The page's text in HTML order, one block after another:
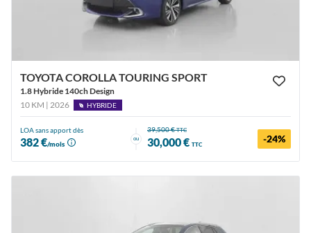
TOYOTA COROLLA TOURING SPORT
1.8 Hybride 140ch Design
10 KM | 2026
HYBRIDE
LOA sans apport dès
382 €/mois
ou
39,500 €TTC
30,000 € TTC -24%